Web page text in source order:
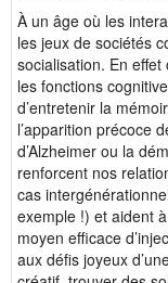
À un âge où les
les jeux de sociétés
socialisation. En
les fonctions
d’entretenir la
l’apparition précoce
d’Alzheimer ou la
renforcent nos
cas
exemple !) et aident
moyen efficace
aux défis joyeux